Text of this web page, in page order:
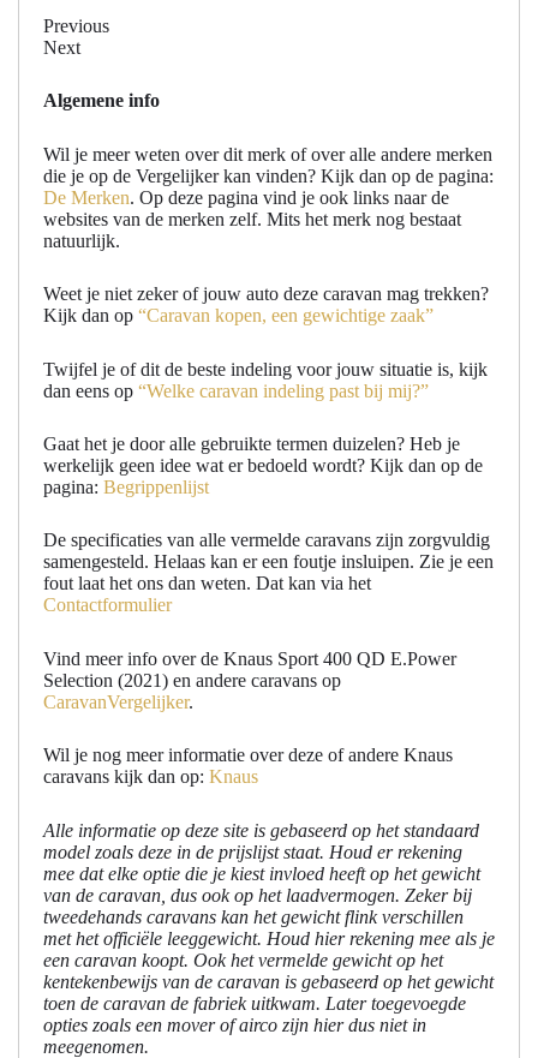
Previous
Next
Algemene info
Wil je meer weten over dit merk of over alle andere merken
die je op de Vergelijker kan vinden? Kijk dan op de pagina:
De Merken. Op deze pagina vind je ook links naar de
websites van de merken zelf. Mits het merk nog bestaat
natuurlijk.
Weet je niet zeker of jouw auto deze caravan mag trekken?
Kijk dan op “Caravan kopen, een gewichtige zaak”
Twijfel je of dit de beste indeling voor jouw situatie is, kijk
dan eens op “Welke caravan indeling past bij mij?”
Gaat het je door alle gebruikte termen duizelen? Heb je
werkelijk geen idee wat er bedoeld wordt? Kijk dan op de
pagina: Begrippenlijst
De specificaties van alle vermelde caravans zijn zorgvuldig
samengesteld. Helaas kan er een foutje insluipen. Zie je een
fout laat het ons dan weten. Dat kan via het
Contactformulier
Vind meer info over de Knaus Sport 400 QD E.Power
Selection (2021) en andere caravans op
CaravanVergelijker.
Wil je nog meer informatie over deze of andere Knaus
caravans kijk dan op: Knaus
Alle informatie op deze site is gebaseerd op het standaard
model zoals deze in de prijslijst staat. Houd er rekening
mee dat elke optie die je kiest invloed heeft op het gewicht
van de caravan, dus ook op het laadvermogen. Zeker bij
tweedehands caravans kan het gewicht flink verschillen
met het officiële leeggewicht. Houd hier rekening mee als je
een caravan koopt. Ook het vermelde gewicht op het
kentekenbewijs van de caravan is gebaseerd op het gewicht
toen de caravan de fabriek uitkwam. Later toegevoegde
opties zoals een mover of airco zijn hier dus niet in
meegenomen.